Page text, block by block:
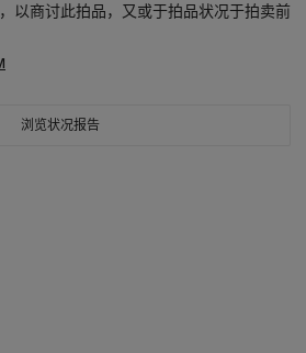
以商讨此拍品，又或于拍品状况于拍卖前
浏览状况报告